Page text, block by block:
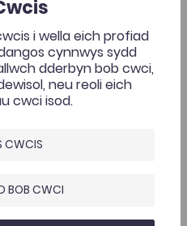
2.4K
llwyddiannus ar
yng Nghymru. Yn yr
cyflwyniadau ac
cynllun.
Wynniaid Gwedir
Wynniaid Gwedir
i wella eich profiad
cynnwys sydd
dderbyn bob cwci,
neu reoli eich
cwci isod.
CWCIS
BOB CWCI